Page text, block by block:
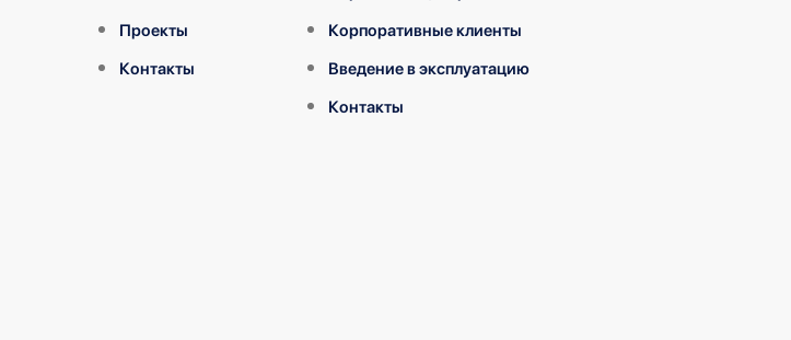
Проекты
Контакты
Корпоративные клиенты
Введение в эксплуатацию
Контакты